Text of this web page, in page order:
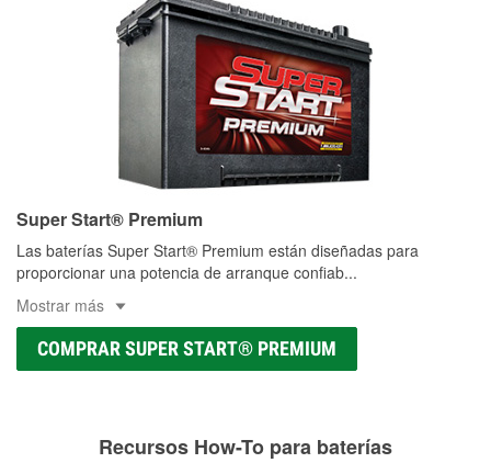
Super Start® Premium
Las baterías Super Start® Premium están diseñadas para
proporcionar una potencia de arranque confiab...
Mostrar más
COMPRAR SUPER START® PREMIUM
Recursos How-To para baterías